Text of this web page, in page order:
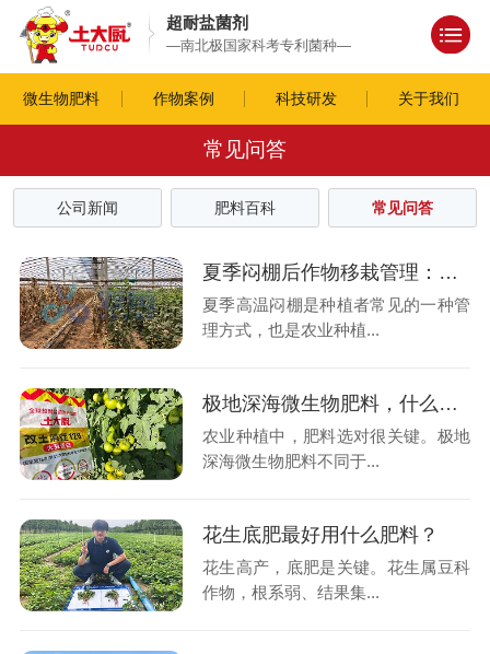
超耐盐菌剂
—南北极国家科考专利菌种—
微生物肥料 作物案例 科技研发 关于我们
常见问答
公司新闻 肥料百科 常见问答
夏季闷棚后作物移栽管理：别让“好心”办了“坏事”
夏季高温闷棚是种植者常见的一种管
理方式，也是农业种植...
极地深海微生物肥料，什么时间用效果好？
农业种植中，肥料选对很关键。极地
深海微生物肥料不同于...
花生底肥最好用什么肥料？
花生高产，底肥是关键。花生属豆科
作物，根系弱、结果集...